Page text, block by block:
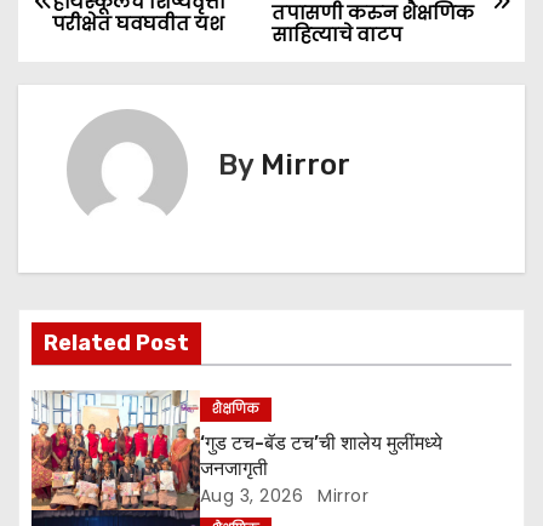
b
o
k
A
p
e
n
g
o
s
v
g
a
t
तपासणी करुन शैक्षणिक
साहित्याचे वाटप
परीक्षेत घवघवीत यश
By Mirror
Related Post
शैक्षणिक
‘गुड टच-बॅड टच’ची शालेय मुलींमध्ये
जनजागृती
Aug 3, 2026 Mirror